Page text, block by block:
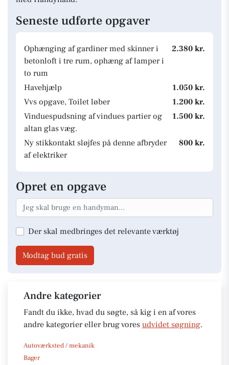
Seneste udførte opgaver
Ophænging af gardiner med skinner i
betonloft i tre rum, ophæng af lamper i
to rum
2.380 kr.
Havehjælp
1.050 kr.
Vvs opgave, Toilet løber
1.200 kr.
Vinduespudsning af vindues partier og
altan glas væg.
1.500 kr.
Ny stikkontakt sløjfes på denne afbryder
af elektriker
800 kr.
Opret en opgave
Der skal medbringes det relevante værktøj
Modtag bud gratis
Andre kategorier
Fandt du ikke, hvad du søgte, så kig i en af vores
andre kategorier eller brug vores udvidet søgning.
Autoværksted / mekanik
Bager